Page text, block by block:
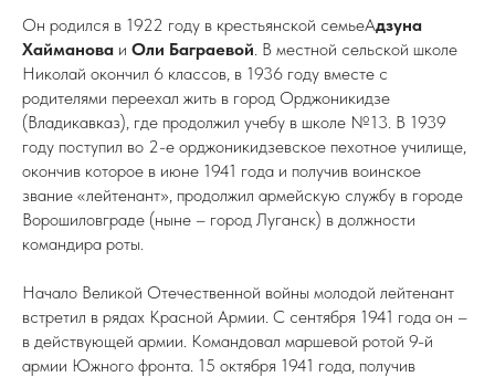
Он родился в 1922 году в крестьянской семьеАдзуна
Хайманова и Оли Баграевой. В местной сельской школе
Николай окончил 6 классов, в 1936 году вместе с
родителями переехал жить в город Орджоникидзе
(Владикавказ), где продолжил учебу в школе №13. В 1939
году поступил во 2-е орджоникидзевское пехотное училище,
окончив которое в июне 1941 года и получив воинское
звание «лейтенант», продолжил армейскую службу в городе
Ворошиловграде (ныне – город Луганск) в должности
командира роты.
Начало Великой Отечественной войны молодой лейтенант
встретил в рядах Красной Армии. С сентября 1941 года он –
в действующей армии. Командовал маршевой ротой 9-й
армии Южного фронта. 15 октября 1941 года, получив